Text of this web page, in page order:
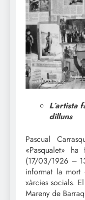
L´artista
dilluns
Pascual
«Pasqualet»
(17/03/1926 –
informat la mort
xàrcies socials.
Mareny de